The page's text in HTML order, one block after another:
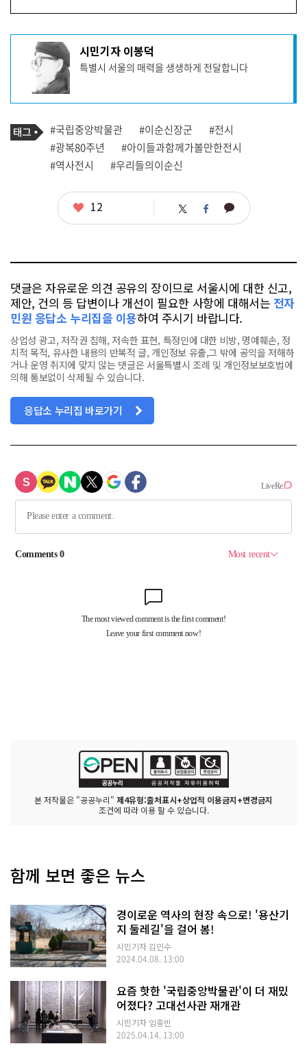
프
필
시민기자 이봉덕
특별시 서울의 매력을 생생하게 전달합니다
기
사
관
련
태
태
그
#국립중앙박물관 #이순신장군
#전시
#광복80주년
#아이들과함께가볼만한전시
#역사전시
#우리들의이순신
좋
12 트 페 카
댓글은 자유로운 의견 공유의 장이므로 서울시에 대한 신고,
제안, 건의 등 답변이나 개선이 필요한 사항에 대해서는 전자
민원 응답소 누리집을 이용하여 주시기 바랍니다.
상업성 광고, 저작권 침해, 저속한 표현, 특정인에 대한 비방, 명예훼손, 정
치적 목적, 유사한 내용의 반복적 글, 개인정보 유출,그 밖에 공익을 저해하
거나 운영 취지에 맞지 않는 댓글은 서울특별시 조례 및 개인정보보호법에
의해 통보없이 삭제될 수 있습니다.
응답소 누리집 바로가기
본 저작물은 "공공누리" 제4유형:출처표시+상업적 이용금지+변경금지
조건에 따라 이용 할 수 있습니다.
함께 보면 좋은 뉴스
경이로운 역사의 현장 속으로! '용산기
지 둘레길'을 걸어 봄!
시민기자 김인수
2024.04.08. 13:00
요즘 핫한 '국립중앙박물관'이 더 재밌
어졌다? 고대선사관 재개관
시민기자 임중빈
2025.04.14. 13:00